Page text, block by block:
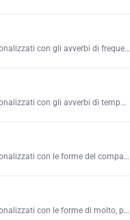
Crea i tuoi esercizi personalizzati con gli avverbi di frequenza in italiano.
Crea i tuoi esercizi personalizzati con gli avverbi di tempo in italiano.
Crea i tuoi esercizi personalizzati con le forme del comparativo in italiano.
Crea i tuoi esercizi personalizzati con le forme di molto, poco e troppo in italiano.